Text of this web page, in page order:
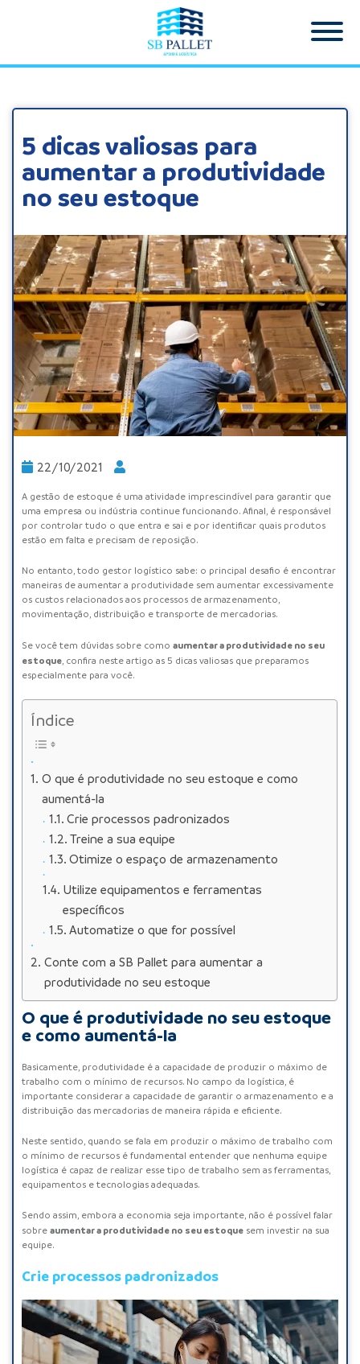
5 dicas valiosas para
aumentar a produtividade
no seu estoque
22/10/2021
A gestão de estoque é uma atividade imprescindível para garantir que
uma empresa ou indústria continue funcionando. Afinal, é responsável
por controlar tudo o que entra e sai e por identificar quais produtos
estão em falta e precisam de reposição.
No entanto, todo gestor logístico sabe: o principal desafio é encontrar
maneiras de aumentar a produtividade sem aumentar excessivamente
os custos relacionados aos processos de armazenamento,
movimentação, distribuição e transporte de mercadorias.
Se você tem dúvidas sobre comoaumentar a produtividade no seu
estoque, confira neste artigo as 5 dicas valiosas que preparamos
especialmente para você.
Índice
O que é produtividade no seu estoque e como
aumentá-la
Crie processos padronizados
Treine a sua equipe
Otimize o espaço de armazenamento
Utilize equipamentos e ferramentas
específicos
Automatize o que for possível
Conte com a SB Pallet para aumentar a
produtividade no seu estoque
O que é produtividade no seu estoque
e como aumentá-la
Basicamente, produtividade é a capacidade de produzir o máximo de
trabalho com o mínimo de recursos. No campo da logística, é
importante considerar a capacidade de garantir o armazenamento e a
distribuição das mercadorias de maneira rápida e eficiente.
Neste sentido, quando se fala em produzir o máximo de trabalho com
o mínimo de recursos é fundamental entender que nenhuma equipe
logística é capaz de realizar esse tipo de trabalho sem as ferramentas,
equipamentos e tecnologias adequadas.
Sendo assim, embora a economia seja importante, não é possível falar
sobreaumentar a produtividade no seu estoque sem investir na sua
equipe.
Crie processos padronizados